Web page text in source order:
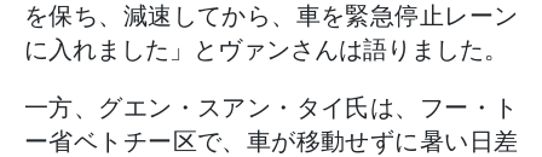
を保ち、減速してから、車を緊急停止レーン
に入れました」とヴァンさんは語りました。
一方、グエン・スアン・タイ氏は、フー・ト
ー省ベトチー区で、車が移動せずに暑い日差